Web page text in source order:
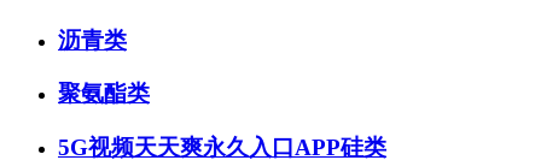
沥青类
聚氨酯类
5G视频天天爽永久入口APP硅类